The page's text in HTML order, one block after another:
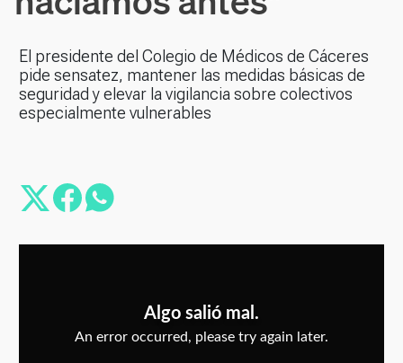
El presidente del Colegio de Médicos de Cáceres
pide sensatez, mantener las medidas básicas de
seguridad y elevar la vigilancia sobre colectivos
especialmente vulnerables